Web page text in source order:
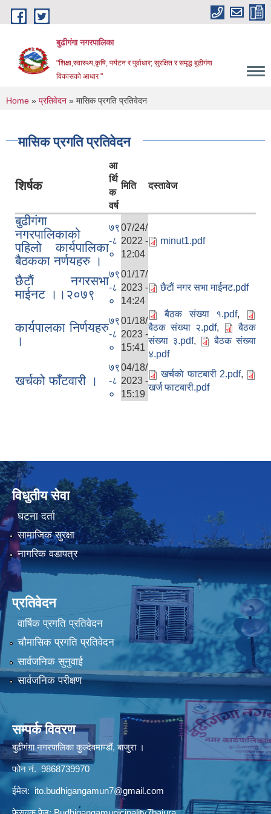
Skip to main content
बुढीगंगा नगरपालिका
"शिक्षा,स्वास्थ्य,कृषि, पर्यटन र पुर्वाधार; सुरक्षित र समृद्ध बुढीगंगा
विकासको आधार "
You are here
Home » प्रतिवेदन » मासिक प्रगति प्रतिवेदन
मासिक प्रगति प्रतिवेदन
शिर्षक
आ
र्थि
क
वर्ष
मिति दस्तावेज
बुढीगंगा
नगरपालिकाको
पहिलो कार्यपालिका
बैठकका नर्णयहरु ।
७९
-८
०
07/24/
2022 -
12:04
minut1.pdf
छैटाैं नगरसभा
माईनट ।।२०७९
७९
-८
०
01/17/
2023 -
14:24
छैटाैं नगर सभा माईनट.pdf
कार्यपालका निर्णयहरु
।
७९
-८
०
01/18/
2023 -
15:41
बैठक संख्या १.pdf,
बैठक संख्या २.pdf,
बैठक
संख्या ३.pdf,
बैठक संख्या
४.pdf
खर्चको फाँटवारी ।
७९
-८
०
04/18/
2023 -
15:19
खर्चकाे फाटबारी 2.pdf,
खर्ज फाटबारी.pdf
विधुतीय सेवा
घटना दर्ता
सामाजिक सुरक्षा
नागरिक वडापत्र
प्रतिवेदन
वार्षिक प्रगति प्रतिवेदन
चौमासिक प्रगति प्रतिवेदन
सार्वजनिक सुनुवाई
सार्वजनिक परीक्षण
सम्पर्क विवरण
बुढीगंगा नगरपालिका कुल्देवमाण्डौं, बाजुरा ।
फोन नं. 9868739970
ईमेल: ito.budhigangamun7@gmail.com